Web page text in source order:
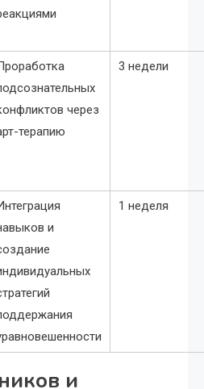
через
терапию
3 недели
и
1 неделя
и